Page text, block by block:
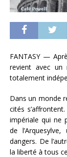
FANTASY —
revient avec un
totalement
Dans un monde
cités
impériale qui ne
de
dangers. De
la liberté à tous